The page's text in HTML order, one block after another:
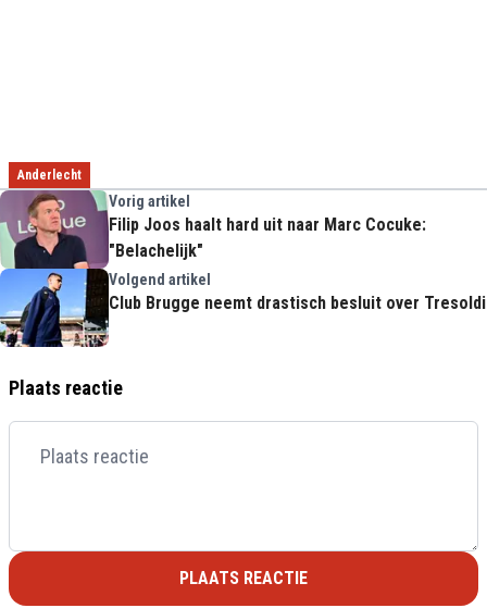
Anderlecht
Vorig artikel
Filip Joos haalt hard uit naar Marc Cocuke:
"Belachelijk"
Volgend artikel
Club Brugge neemt drastisch besluit over Tresoldi
Plaats reactie
PLAATS REACTIE